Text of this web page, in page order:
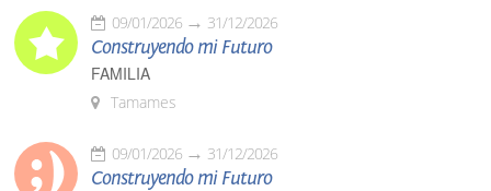
09/01/2026 31/12/2026
Construyendo mi Futuro
FAMILIA
Tamames
09/01/2026 31/12/2026
Construyendo mi Futuro